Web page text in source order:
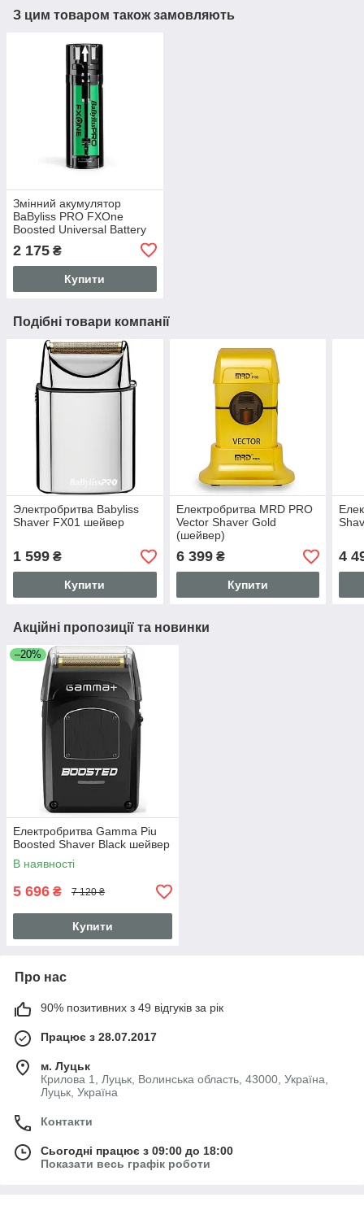
З цим товаром також замовляють
Змінний акумулятор
BaByliss PRO FXOne
Boosted Universal Battery
2 175 ₴
Купити
Подібні товари компанії
Электробритва Babyliss
Shaver FX01 шейвер
1 599 ₴
Купити
Електробритва MRD PRO
Vector Shaver Gold
(шейвер)
6 399₴
Купити
4
Акційні пропозиції та новинки
–20%
Електробритва Gamma Piu
Boosted Shaver Black шейвер
В наявності
5 696 ₴ 7 120 ₴
Купити
Про нас
90% позитивних з 49 відгуків за рік
Працює з 28.07.2017
м. Луцьк
Крилова 1, Луцьк, Волинська область, 43000, Україна,
Луцьк, Україна
Контакти
Сьогодні працює з 09:00 до 18:00
Показати весь графік роботи